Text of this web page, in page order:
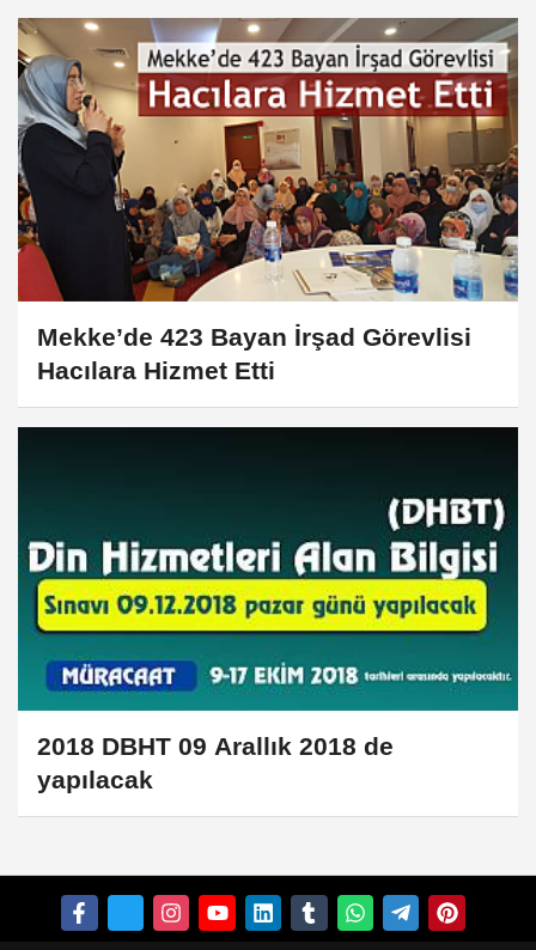
Mekke’de 423 Bayan İrşad Görevlisi
Hacılara Hizmet Etti
2018 DBHT 09 Arallık 2018 de
yapılacak